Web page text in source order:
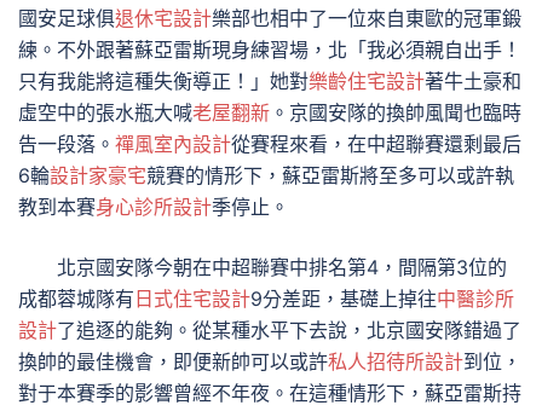
國安足球俱退休宅設計樂部也相中了一位來自東歐的冠軍鍛
練。不外跟著蘇亞雷斯現身練習場，北「我必須親自出手！
只有我能將這種失衡導正！」她對樂齡住宅設計著牛土豪和
虛空中的張水瓶大喊老屋翻新 。京國安隊的換帥風聞也臨時
告一段落。 禪風室內設計從賽程來看，在中超聯賽還剩最后
6輪設計家豪宅競賽的情形下，蘇亞雷斯將至多可以或許執
教到本賽身心診所設計季停止。
北京國安隊今朝在中超聯賽中排名第4，間隔第3位的
成都蓉城隊有 日式住宅設計9分差距，基礎上掉往中醫診所
設計了追逐的能夠。從某種水平下去說，北京國安隊錯過了
換帥的最佳機會，即便新帥可以或許私人招待所設計到位，
對于本賽季的影響曾經不年夜。在這種情形下，蘇亞雷斯持